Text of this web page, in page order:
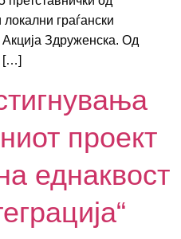
граѓански
Здруженска. Од
[…]
проект
еднаквост